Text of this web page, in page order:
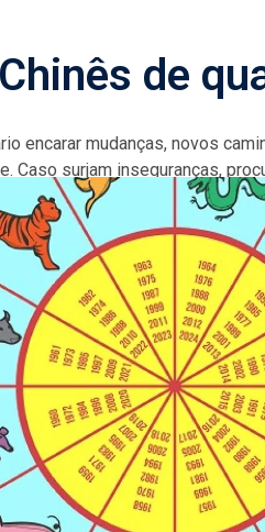
de
encarar mudanças, novos
Caso surjam inseguranças,